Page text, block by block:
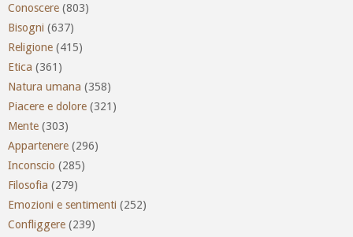
Conoscere (803)
Bisogni (637)
Religione (415)
Etica (361)
Natura umana (358)
Piacere e dolore (321)
Mente (303)
Appartenere (296)
Inconscio (285)
Filosofia (279)
Emozioni e sentimenti (252)
Confliggere (239)